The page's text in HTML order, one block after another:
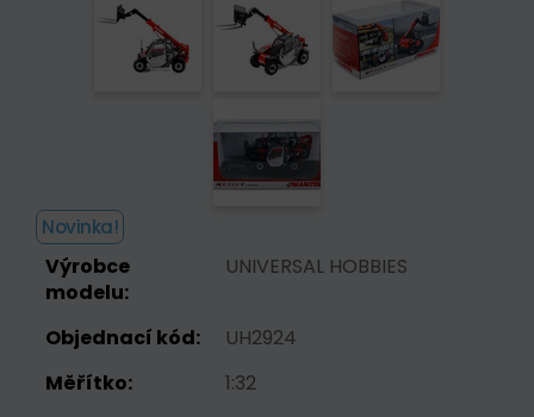
Novinka!
Výrobce
modelu:
UNIVERSAL HOBBIES
Objednací kód:
UH2924
Měřítko:
1:32